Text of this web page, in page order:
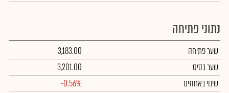
נתוני פתיחה
שער פתיחה
3,183.00
שער בסיס
3,201.00
שינוי באחוזים
-0.56%